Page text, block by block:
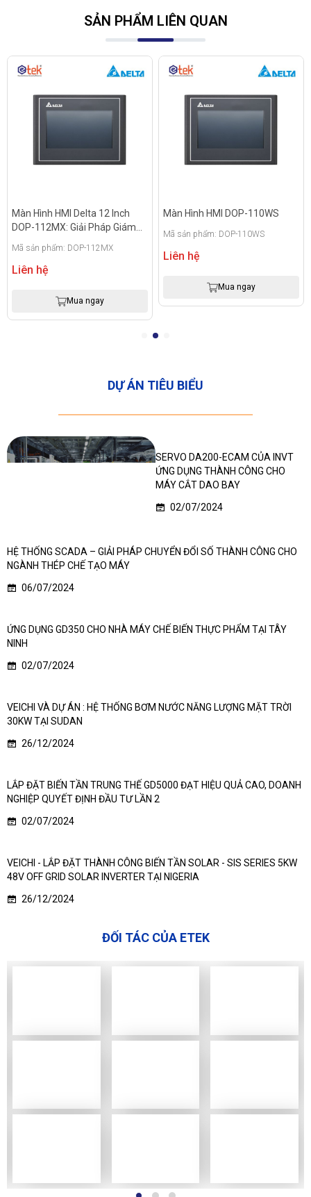
SẢN PHẨM LIÊN QUAN
Màn Hình HMI Delta 12 Inch
DOP-112MX: Giải Pháp Giám
Mã sản phẩm: DOP-112MX
Liên hệ
Mua ngay
Màn Hình HMI DOP-110WS
Mã sản phẩm: DOP-110WS
Liên hệ
Mua ngay
DỰ ÁN TIÊU BIỂU
SERVO DA200-ECAM CỦA INVT
ỨNG DỤNG THÀNH CÔNG CHO
MÁY CẮT DAO BAY
02/07/2024
HỆ THỐNG SCADA – GIẢI PHÁP CHUYỂN ĐỔI SỐ THÀNH CÔNG CHO
NGÀNH THÉP CHẾ TẠO MÁY
06/07/2024
ỨNG DỤNG GD350 CHO NHÀ MÁY CHẾ BIẾN THỰC PHẨM TẠI TÂY
NINH
02/07/2024
VEICHI VÀ DỰ ÁN : HỆ THỐNG BƠM NƯỚC NĂNG LƯỢNG MẶT TRỜI
30KW TẠI SUDAN
26/12/2024
LẮP ĐẶT BIẾN TẦN TRUNG THẾ GD5000 ĐẠT HIỆU QUẢ CAO, DOANH
NGHIỆP QUYẾT ĐỊNH ĐẦU TƯ LẦN 2
02/07/2024
VEICHI - LẮP ĐẶT THÀNH CÔNG BIẾN TẦN SOLAR - SIS SERIES 5KW
48V OFF GRID SOLAR INVERTER TẠI NIGERIA
26/12/2024
ĐỐI TÁC CỦA ETEK